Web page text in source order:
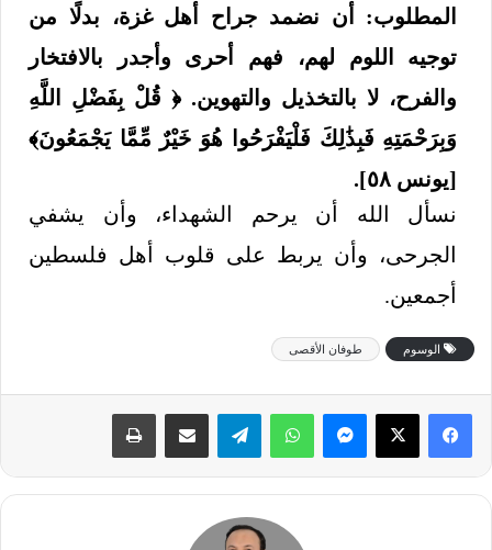
المطلوب: أن نضمد جراح أهل غزة، بدلًا من
توجيه اللوم لهم، فهم أحرى وأجدر بالافتخار
والفرح، لا بالتخذيل والتهوين. ﴿ قُلْ بِفَضْلِ اللَّهِ
وَبِرَحْمَتِهِ فَبِذَٰلِكَ فَلْيَفْرَحُوا هُوَ خَيْرٌ مِّمَّا يَجْمَعُونَ﴾
[يونس ٥٨].
نسأل الله أن يرحم الشهداء، وأن يشفي
الجرحى، وأن يربط على قلوب أهل فلسطين
أجمعين.
الوسوم طوفان الأقصى